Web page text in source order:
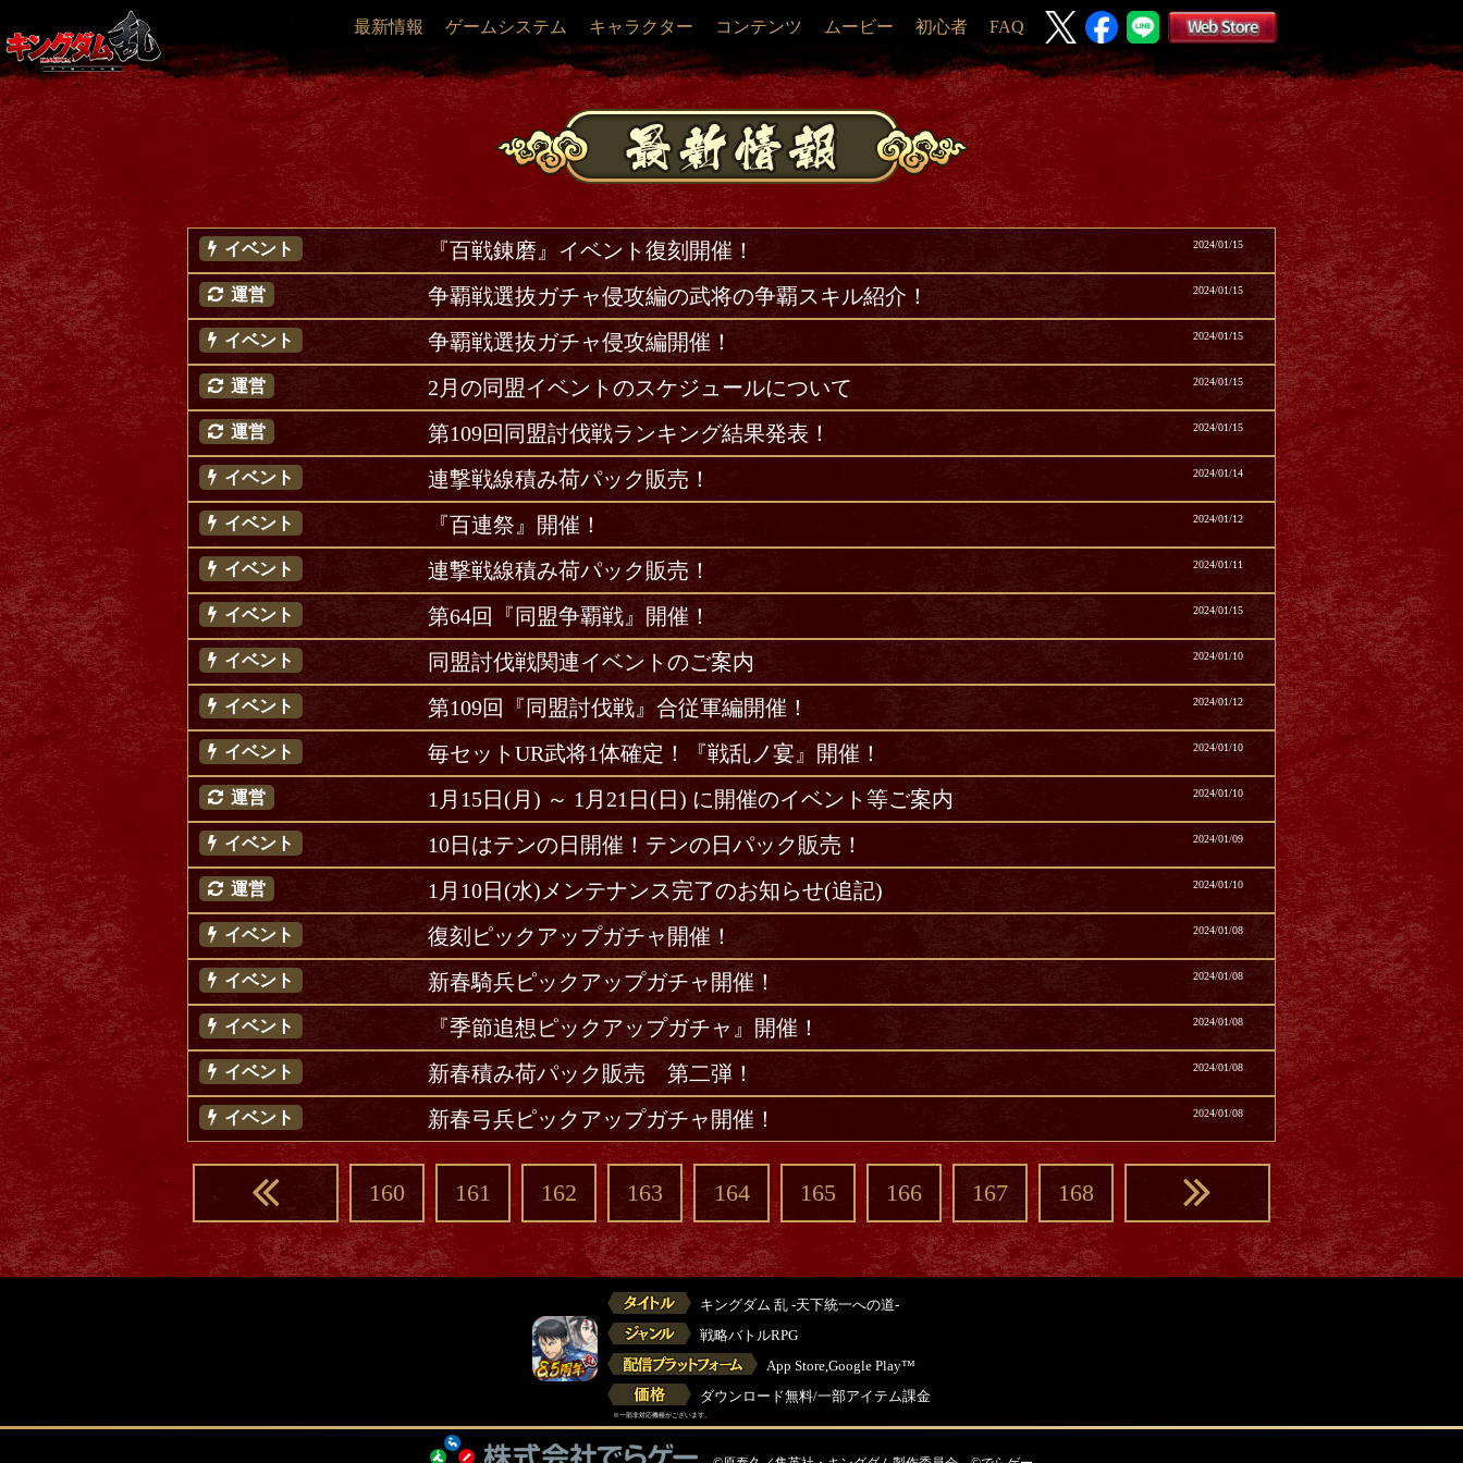
最新情報 ゲームシステム キャラクター コンテンツ ムービー 初心者 FAQ
イベント 『百戦錬磨』イベント復刻開催！ 2024/01/15
運営 争覇戦選抜ガチャ侵攻編の武将の争覇スキル紹介！ 2024/01/15
イベント 争覇戦選抜ガチャ侵攻編開催！ 2024/01/15
運営 2月の同盟イベントのスケジュールについて 2024/01/15
運営 第109回同盟討伐戦ランキング結果発表！ 2024/01/15
イベント 連撃戦線積み荷パック販売！ 2024/01/14
イベント 『百連祭』開催！ 2024/01/12
イベント 連撃戦線積み荷パック販売！ 2024/01/11
イベント 第64回『同盟争覇戦』開催！ 2024/01/15
イベント 同盟討伐戦関連イベントのご案内 2024/01/10
イベント 第109回『同盟討伐戦』合従軍編開催！ 2024/01/12
イベント 毎セットUR武将1体確定！『戦乱ノ宴』開催！ 2024/01/10
運営 1月15日(月) ～ 1月21日(日) に開催のイベント等ご案内 2024/01/10
イベント 10日はテンの日開催！テンの日パック販売！ 2024/01/09
運営 1月10日(水)メンテナンス完了のお知らせ(追記) 2024/01/10
イベント 復刻ピックアップガチャ開催！ 2024/01/08
イベント 新春騎兵ピックアップガチャ開催！ 2024/01/08
イベント 『季節追想ピックアップガチャ』開催！ 2024/01/08
イベント 新春積み荷パック販売 第二弾！ 2024/01/08
イベント 新春弓兵ピックアップガチャ開催！ 2024/01/08
160 161 162 163 164 165 166 167 168
キングダム 乱 -天下統一への道-
戦略バトルRPG
App Store,Google Play™
ダウンロード無料/一部アイテム課金
※一部非対応機種がございます。